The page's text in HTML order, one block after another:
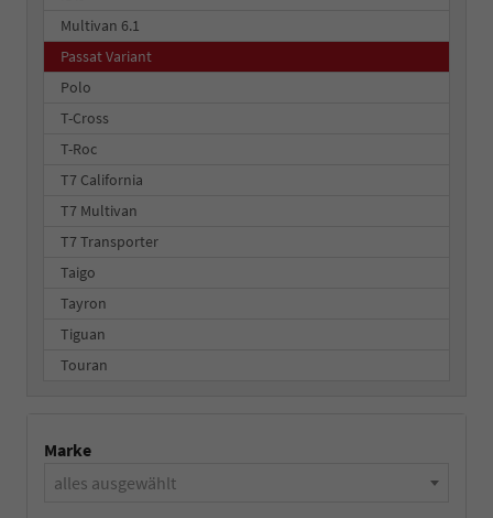
Multivan 6.1
Passat Variant
Polo
T-Cross
T-Roc
T7 California
T7 Multivan
T7 Transporter
Taigo
Tayron
Tiguan
Touran
Marke
alles ausgewählt